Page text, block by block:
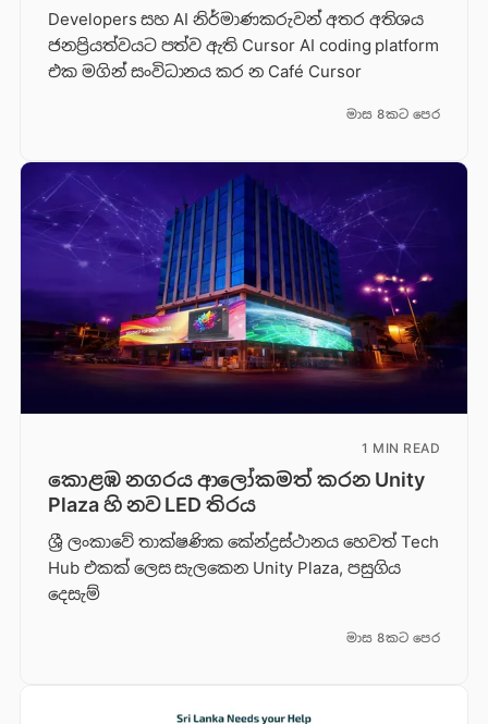
Developers සහ AI නිර්මාණකරුවන් අතර අතිශය
ජනප්‍රියත්වයට පත්ව ඇති Cursor AI coding platform
එක මගින් සංවිධානය කර න Café Cursor
මාස 8කට පෙර
1 MIN READ
කොළඹ නගරය ආලෝකමත් කරන Unity
Plaza හි නව LED තිරය
ශ්‍රී ලංකාවේ තාක්ෂණික කේන්ද්‍රස්ථානය හෙවත් Tech
Hub එකක් ලෙස සැලකෙන Unity Plaza, පසුගිය
දෙසැම්
මාස 8කට පෙර